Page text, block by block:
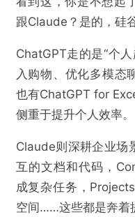
跟Claude？是的，硅
ChatGPT走的是“个
入购物、优化多模态
也有ChatGPT for
侧重于提升个人效率。
Claude则深耕企业场
互的文档和代码，
成复杂任务，
空间……这些都是奔着